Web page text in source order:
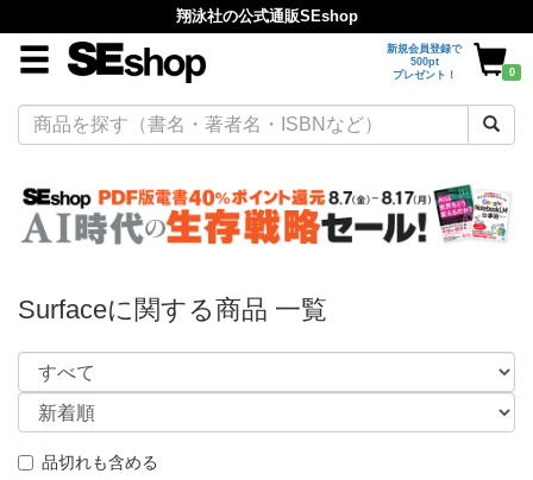
翔泳社の公式通販SEshop
新規会員登録で
500pt
プレゼント！
0
Surfaceに関する商品 一覧
品切れも含める